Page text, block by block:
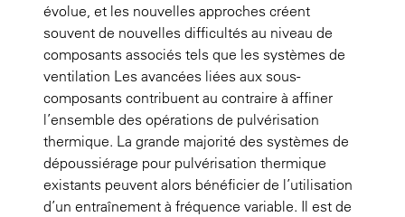
évolue, et les nouvelles approches créent
souvent de nouvelles difficultés au niveau de
composants associés tels que les systèmes de
ventilation Les avancées liées aux sous-
composants contribuent au contraire à affiner
l’ensemble des opérations de pulvérisation
thermique. La grande majorité des systèmes de
dépoussiérage pour pulvérisation thermique
existants peuvent alors bénéficier de l’utilisation
d’un entraînement à fréquence variable. Il est de